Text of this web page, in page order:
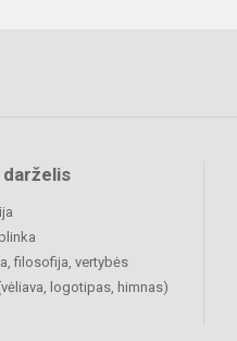
filosofija, vertybės
logotipas, himnas)